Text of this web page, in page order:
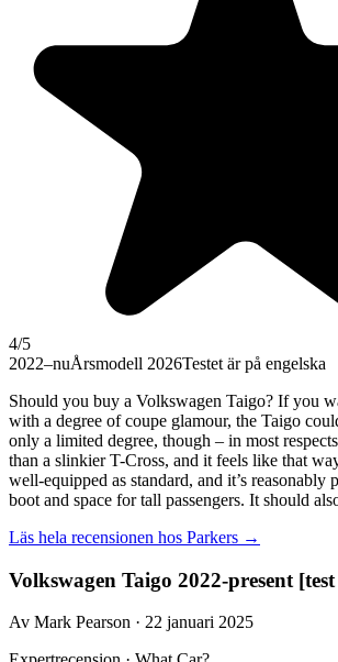
4/5
2022–nuÅrsmodell 2026Testet är på engelska
Should you buy a Volkswagen Taigo? If you
with a degree of coupe glamour, the Taigo
only a limited degree, though – in most
than a slinkier T-Cross, and it feels like that
well-equipped as standard, and it’s reasonably
boot and space for tall passengers. It should
Läs hela recensionen hos Parkers →
Volkswagen Taigo 2022-present
Av Mark Pearson · 22 januari 2025